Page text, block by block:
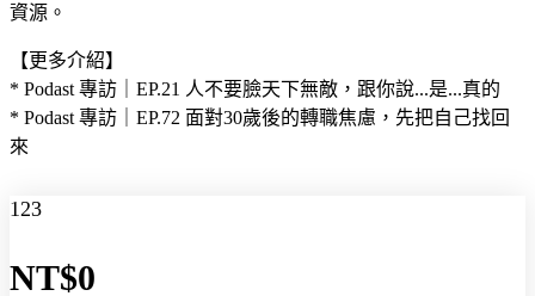
資源。
【更多介紹】
* Podast 專訪｜EP.21 人不要臉天下無敵，跟你說...是...真的
* Podast 專訪｜EP.72 面對30歲後的轉職焦慮，先把自己找回
來
123
NT$0